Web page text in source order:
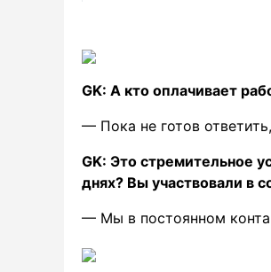
GK: А кто оплачивает
— Пока не готов
GK: Это стремительное
днях? Вы участвовали в
— Мы в постоянном